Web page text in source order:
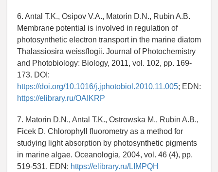
6. Antal T.K., Osipov V.A., Matorin D.N., Rubin A.B.
Membrane potential is involved in regulation of
photosynthetic electron transport in the marine diatom
Thalassiosira weissflogii. Journal of Photochemistry
and Photobiology: Biology, 2011, vol. 102, pp. 169-
173. DOI:
https://doi.org/10.1016/j.jphotobiol.2010.11.005; EDN:
https://elibrary.ru/OAIKRP
7. Matorin D.N., Antal T.K., Ostrowska M., Rubin A.B.,
Ficek D. Chlorophyll fluorometry as a method for
studying light absorption by photosynthetic pigments
in marine algae. Oceanologia, 2004, vol. 46 (4), pp.
519-531. EDN: https://elibrary.ru/LIMPQH